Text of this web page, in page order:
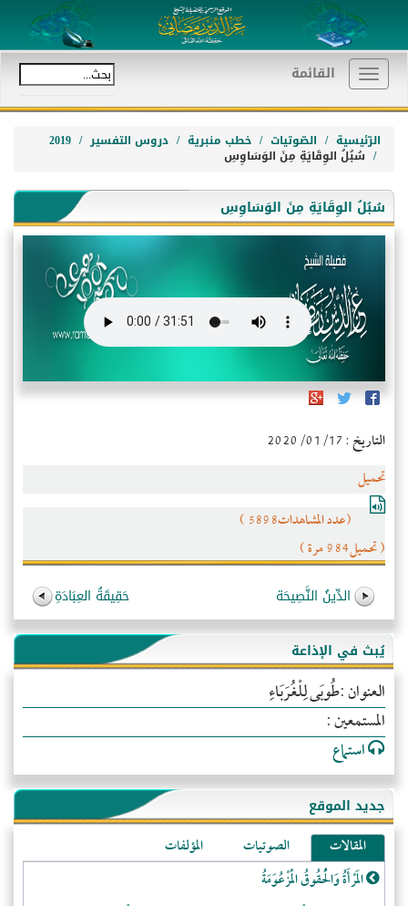
Toggle
navigation
القائمة
الرّئيسية الصّوتيات خطب منبرية دروس التفسير 2019
سُبُلُ الوِقَايَةِ مِنَ الوَسَاوِسِ
سُبُلُ الوِقَايَةِ مِنَ الوَسَاوِسِ
التاريخ : 2020/01/17
تحميل
(عدد المشاهدات5898 )
( تحميل984 مرة )
الدِّينُ النَّصِيحَة حَقِيقَةُ العِبَادَةِ
يُبث في الإذاعة
العنوان :طُوبَى لِلْغُرَبَاءِ
المستمعين :
استماع
جديد الموقع
المقالات الصوتيات
المؤلفات
المَرْأَةُ وَالْحُقُوقُ الْمَزْعُوَمَةُ